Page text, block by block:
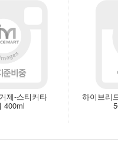
제-스티커타
400ml
하이브리